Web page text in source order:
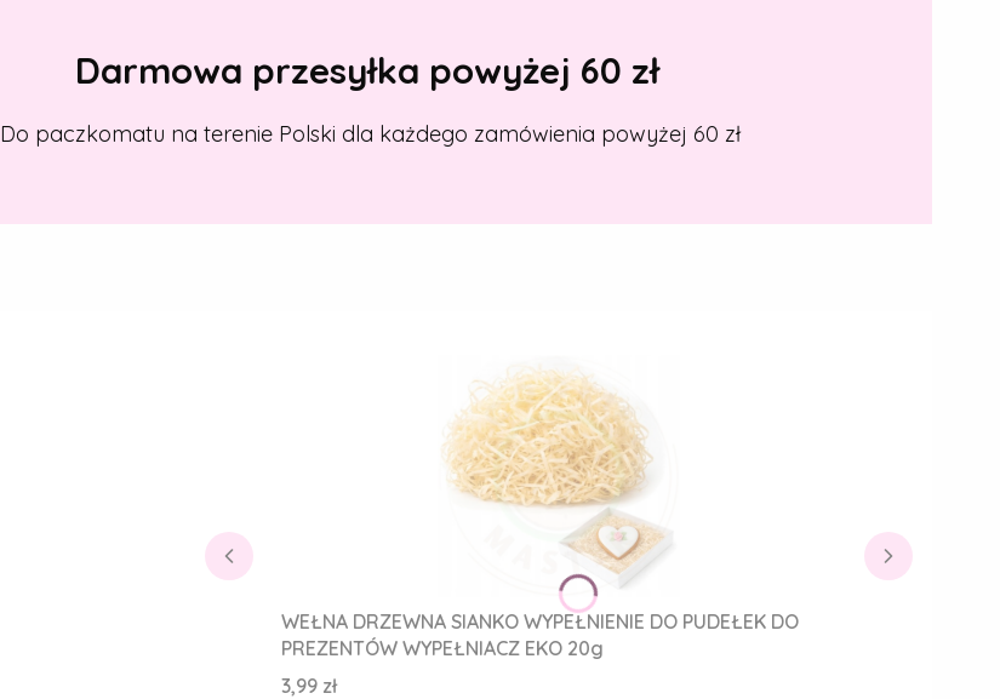
Darmowa przesyłka powyżej 60 zł
Do paczkomatu na terenie Polski dla każdego zamówienia powyżej 60 zł
WEŁNA DRZEWNA SIANKO WYPEŁNIENIE DO PUDEŁEK DO
PREZENTÓW WYPEŁNIACZ EKO 20g
Cena
3,99 zł